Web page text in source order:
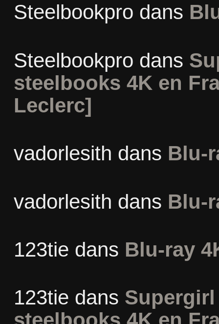
Steelbookpro dans
Steelbookpro dans
steelbooks 4K en
Leclerc]
vadorlesith dans Blu-
vadorlesith dans Blu-
123tie dans Blu-ray
123tie dans